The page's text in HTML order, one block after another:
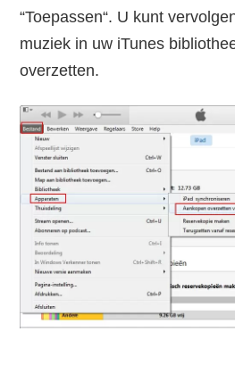
“Toepassen“. U kunt
muziek in uw iTunes
overzetten.